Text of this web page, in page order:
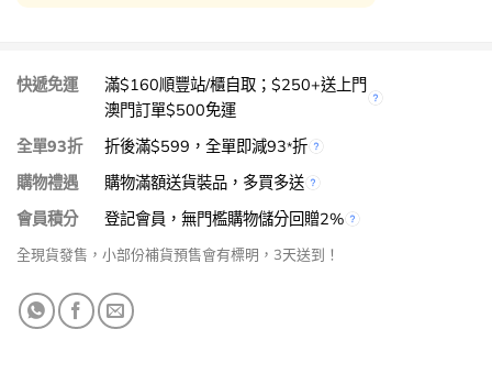
快遞免運
滿$160順豐站/櫃自取；$250+送上門
澳門訂單$500免運
全單93折
折後滿$599，全單即減93*折
購物禮遇
購物滿額送貨裝品，多買多送
會員積分
登記會員，無門檻購物儲分回贈2%
全現貨發售，小部份補貨預售會有標明，3天送到！